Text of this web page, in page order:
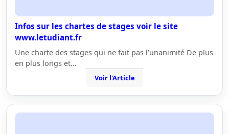
Infos sur les chartes de stages voir le site
www.letudiant.fr
Une charte des stages qui ne fait pas l’unanimité De plus
en plus longs et…
Voir l'Article